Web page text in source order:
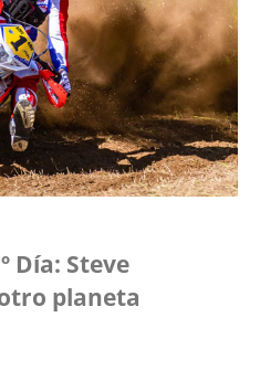
Día: Steve
planeta